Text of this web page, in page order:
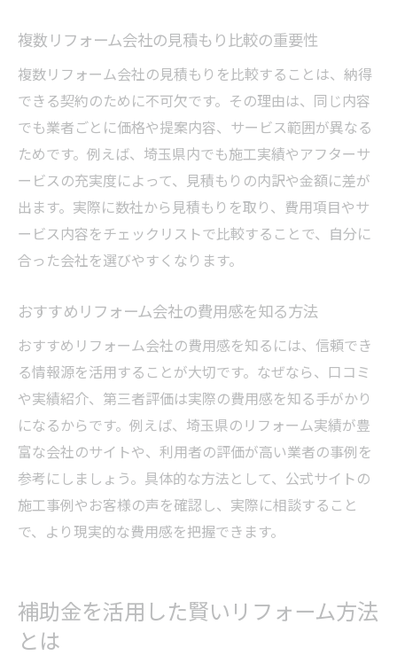
複数リフォーム会社の見積もり比較の重要性
複数リフォーム会社の見積もりを比較することは、納得
できる契約のために不可欠です。その理由は、同じ内容
でも業者ごとに価格や提案内容、サービス範囲が異なる
ためです。例えば、埼玉県内でも施工実績やアフターサ
ービスの充実度によって、見積もりの内訳や金額に差が
出ます。実際に数社から見積もりを取り、費用項目やサ
ービス内容をチェックリストで比較することで、自分に
合った会社を選びやすくなります。
おすすめリフォーム会社の費用感を知る方法
おすすめリフォーム会社の費用感を知るには、信頼でき
る情報源を活用することが大切です。なぜなら、口コミ
や実績紹介、第三者評価は実際の費用感を知る手がかり
になるからです。例えば、埼玉県のリフォーム実績が豊
富な会社のサイトや、利用者の評価が高い業者の事例を
参考にしましょう。具体的な方法として、公式サイトの
施工事例やお客様の声を確認し、実際に相談すること
で、より現実的な費用感を把握できます。
補助金を活用した賢いリフォーム方法
とは